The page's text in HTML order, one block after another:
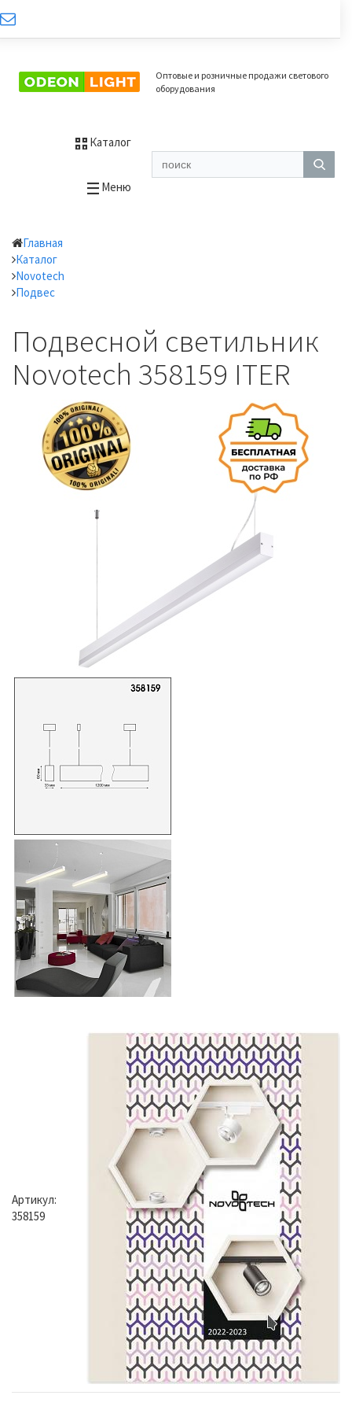
Оптовые и розничные продажи светового
оборудования
Каталог
Меню
Главная
Каталог
Novotech
Подвес
Подвесной светильник
Novotech 358159 ITER
Артикул:
358159